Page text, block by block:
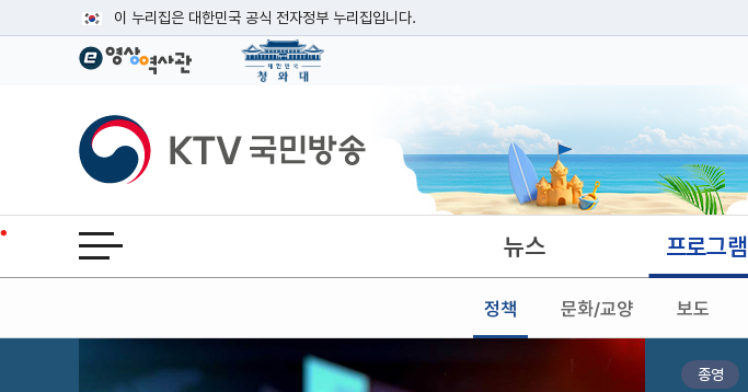
이 누리집은 대한민국 공식 전자정부 누리집입니다.
공식 누리집 주소 확인하기
이밖에 or.kr 또는 .kr등 다른 도메인 주소를 사용하고 있다면 아래 URL에서 도메인 주소를 확인해 보세요
운영중인 공식 누리집보기
KTV국민방송
전체메뉴 열기 뉴스 프로그램
정책 문화/교양 보도
종영